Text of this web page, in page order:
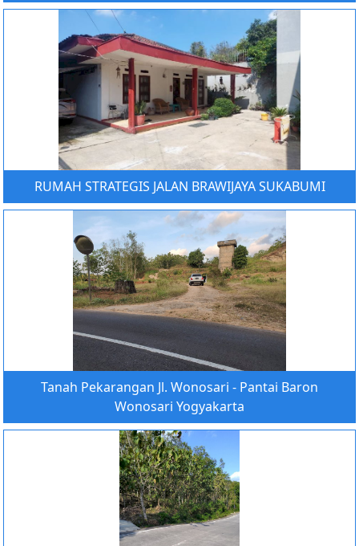
RUMAH STRATEGIS JALAN BRAWIJAYA SUKABUMI
Tanah Pekarangan Jl. Wonosari - Pantai Baron
Wonosari Yogyakarta